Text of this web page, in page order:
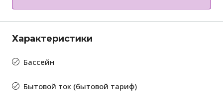
Характеристики
Бассейн
Бытовой ток (бытовой тариф)